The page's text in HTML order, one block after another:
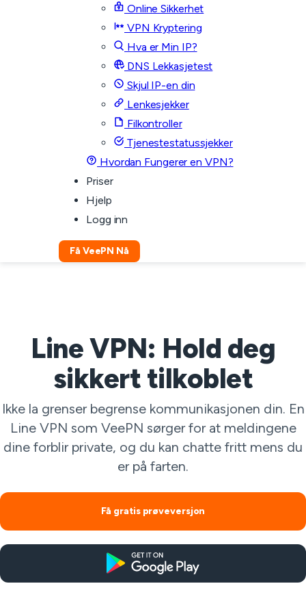
Online Sikkerhet
VPN Kryptering
Hva er Min IP?
DNS Lekkasjetest
Skjul IP-en din
Lenkesjekker
Filkontroller
Tjenestestatussjekker
Hvordan Fungerer en VPN?
Priser
Hjelp
Logg inn
Få VeePN Nå
Line VPN: Hold deg
sikkert tilkoblet
Ikke la grenser begrense kommunikasjonen din. En
Line VPN som VeePN sørger for at meldingene
dine forblir private, og du kan chatte fritt mens du
er på farten.
Få gratis prøveversjon